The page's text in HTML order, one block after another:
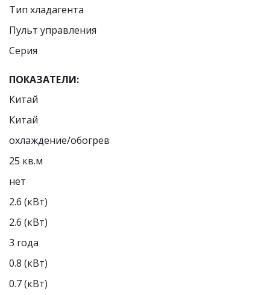
Тип хладагента
Пульт управления
Cерия
ПОКАЗАТЕЛИ:
Китай
Китай
охлаждение/обогрев
25 кв.м
нет
2.6 (кВт)
2.6 (кВт)
3 года
0.8 (кВт)
0.7 (кВт)